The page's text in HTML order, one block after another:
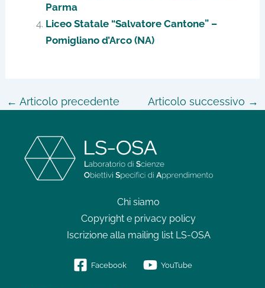
Parma
Liceo Statale “Salvatore Cantone” –
Pomigliano d’Arco (NA)
← Articolo precedente Articolo successivo →
Chi siamo
Copyright e privacy policy
Iscrizione alla mailing list LS-OSA
Facebook YouTube